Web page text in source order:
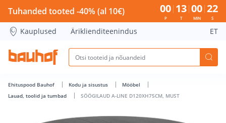
SÖÖGILAUD A-LINE D120XH75CM, MUST - Bauhof has
Tuhanded tooted -40% (al 10€) 00
P
13
T
00
MIN
21
S
Kauplused Äriklienditeenindus ET
Ehituspood Bauhof Kodu ja sisustus
Mööbel
Lauad, toolid ja tumbad
SÖÖGILAUD A-LINE D120XH75CM, MUST